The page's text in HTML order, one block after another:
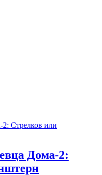
Дома-2: